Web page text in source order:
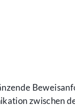
zwischen